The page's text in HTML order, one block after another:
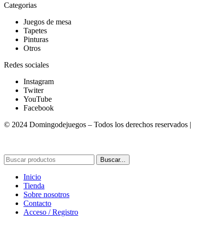
Categorias
Juegos de mesa
Tapetes
Pinturas
Otros
Redes sociales
Instagram
Twiter
YouTube
Facebook
© 2024 Domingodejuegos – Todos los derechos reservados |
Buscar...
Inicio
Tienda
Sobre nosotros
Contacto
Acceso / Registro